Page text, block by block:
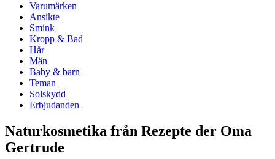
Varumärken
Ansikte
Smink
Kropp & Bad
Hår
Män
Baby & barn
Teman
Solskydd
Erbjudanden
Naturkosmetika från Rezepte der Oma
Gertrude